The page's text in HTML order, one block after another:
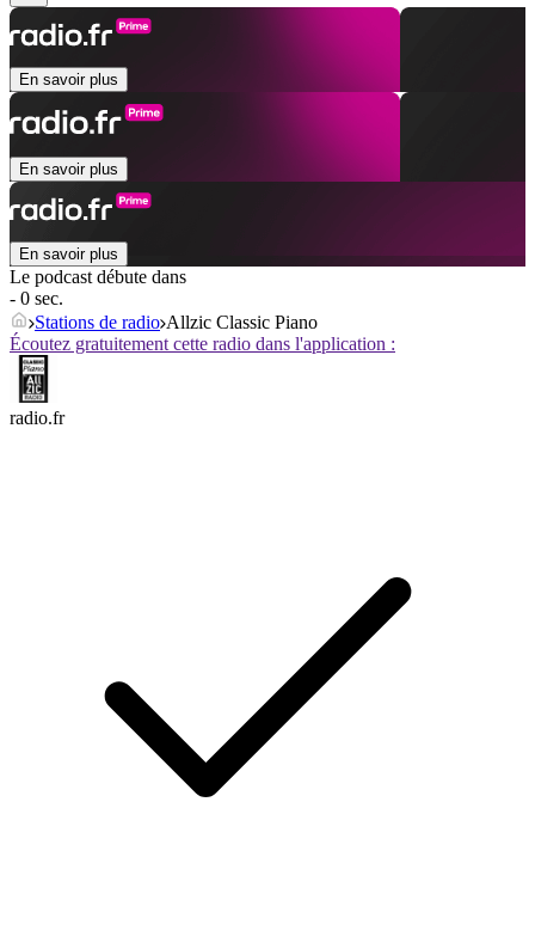
En savoir plus
En savoir plus
En savoir plus
Le podcast débute dans
- 0 sec.
Stations de radio Allzic Classic Piano
Écoutez gratuitement cette radio dans l'application :
radio.fr